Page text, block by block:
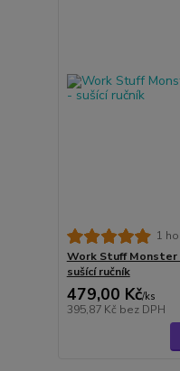
1
Work Stuff Monster
sušící ručník
479,00 Kč/ks
395,87 Kč bez DPH